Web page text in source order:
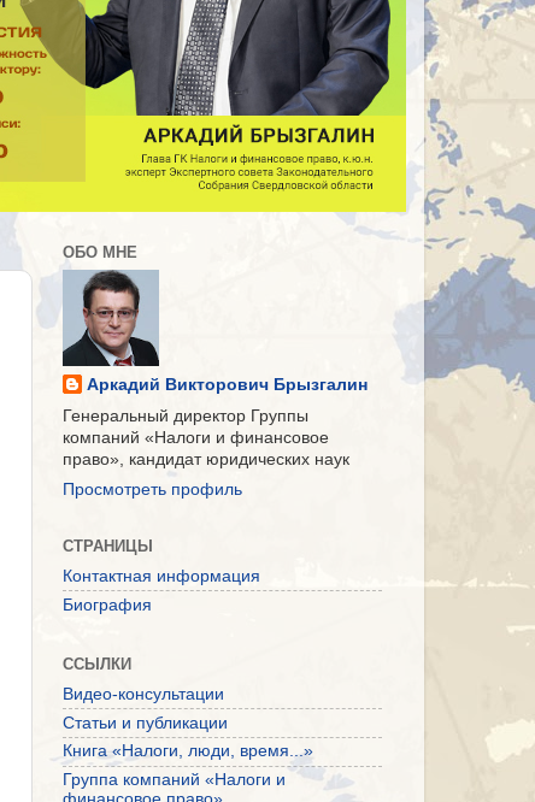
ОБО МНЕ
Аркадий Викторович Брызгалин
Генеральный директор Группы
компаний «Налоги и финансовое
право», кандидат юридических наук
Просмотреть профиль
СТРАНИЦЫ
Контактная информация
Биография
ССЫЛКИ
Видео-консультации
Статьи и публикации
Книга «Налоги, люди, время...»
Группа компаний «Налоги и